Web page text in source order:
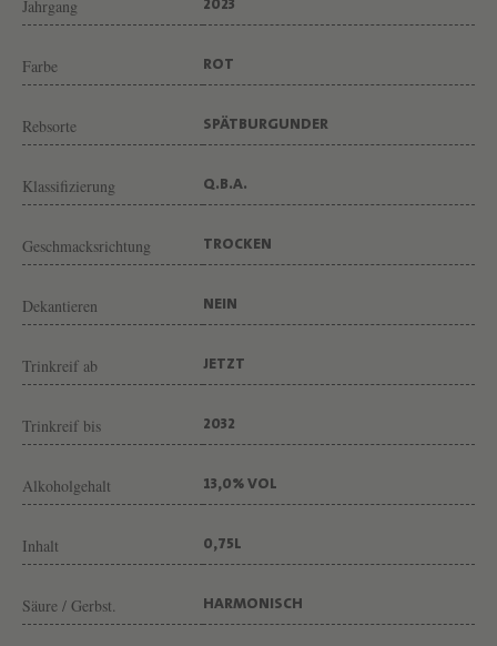
E
N
U
T
K
B
Jahrgang 2023
Farbe ROT
Rebsorte SPÄTBURGUNDER
Klassifizierung Q.B.A.
Geschmacksrichtung TROCKEN
Dekantieren NEIN
Trinkreif ab JETZT
Trinkreif bis 2032
Alkoholgehalt 13,0% VOL
Inhalt 0,75L
Säure / Gerbst. HARMONISCH